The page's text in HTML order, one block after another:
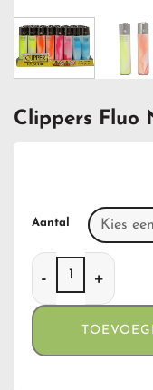
Clippers Fluo
Aantal
Clippers Fluo